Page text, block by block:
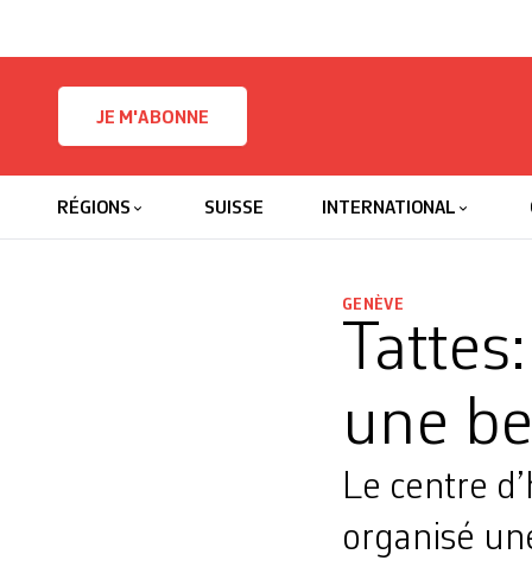
JE M'ABONNE
RÉGIONS SUISSE INTERNATIONAL
GENÈVE
une
Le centre
organisé